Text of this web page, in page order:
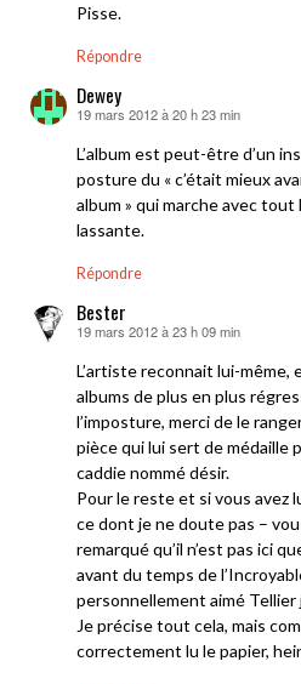
Pisse.
Répondre
Dewey
dit :
19 mars 2012 à 20 h 23 min
L’album est peut-être d’un
posture du « c’était mieux
album » qui marche avec
lassante.
Répondre
Bester
dit :
19 mars 2012 à 23 h 09 min
L’artiste reconnait lui-même,
albums de plus en plus
l’imposture, merci de le
pièce qui lui sert de médaille
caddie nommé désir.
Pour le reste et si vous avez
ce dont je ne doute pas –
remarqué qu’il n’est pas ici
avant du temps de
personnellement aimé Tellier
Je précise tout cela, mais
correctement lu le papier,